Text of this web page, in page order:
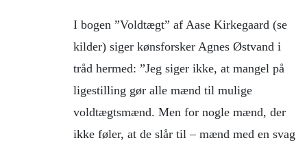
I bogen ”Voldtægt” af Aase Kirkegaard (se
kilder) siger kønsforsker Agnes Østvand i
tråd hermed: ”Jeg siger ikke, at mangel på
ligestilling gør alle mænd til mulige
voldtægtsmænd. Men for nogle mænd, der
ikke føler, at de slår til – mænd med en svag